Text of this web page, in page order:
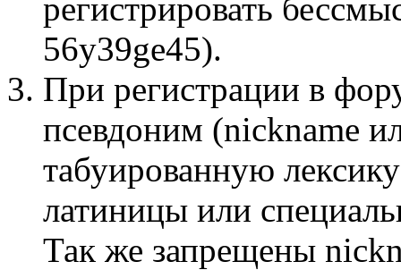
регистрировать
56y39ge45).
При регистрации в
псевдоним (nickname
табуированную
латиницы или
Так же запрещены